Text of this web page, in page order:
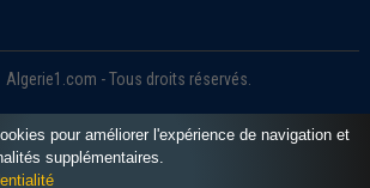
- Tous droits réservés.
pour améliorer l'expérience de navigation et
supplémentaires.